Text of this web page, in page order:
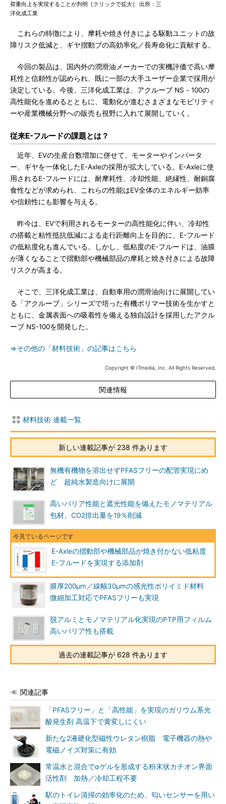
荷重向上を実現することが判明［クリックで拡大］ 出所：三
洋化成工業
これらの特徴により、摩耗や焼き付きによる駆動ユニットの故
障リスク低減と、ギヤ摺動ブの高効率化／長寿命化に貢献する。
今回の製品は、国内外の潤滑油メーカーでの実機評価で高い摩
耗性と信頼性が認められ、既に一部の大手ユーザー企業で採用が
決定している。今後、三洋化成工業は、アクルーブ NS－100の
高性能化を進めるとともに、電動化が進むさまざまなモビリティ
ーや産業機械分野への販売も視野に入れて展開していく。
従来E-フルードの課題とは？
近年、EVの生産台数増加に併せて、モーターやインバータ
ー、ギヤを一体化したE-Axleの採用が拡大している。E-Axleに使
用されるE-フルードには、耐摩耗性、冷却性能、絶縁性、耐銅腐
食性などが求められ、これらの性能はEV全体のエネルギー効率
や信頼性にも影響を与える。
昨今は、EVで利用されるモーターの高性能化に伴い、冷却性
の搭載と粘性抵抗低減による走行距離向上を目的に、E-フルード
の低粘度化も進んでいる。しかし、低粘度のE-フルードは、油膜
が薄くなることで摺動部や機械部品の摩耗と焼き付きによる故障
リスクが高まる。
そこで、三洋化成工業は、自動車用の潤滑油向けに展開してい
る「アクルーブ」シリーズで培った有機ポリマー技術を生かすと
ともに、金属表面への吸着性を備える独自設計を採用したアクル
ーブ NS-100を開発した。
⇒その他の「材料技術」の記事はこちら
Copyright © ITmedia, Inc. All Rights Reserved.
関連情報
材料技術 連載一覧
新しい連載記事が 238 件あります
無機有機物を溶出せずPFASフリーの配管実現にめ
ど 超純水製造向けに展開
高いバリア性能と遮光性能を備えたモノマテリアル
包材、CO2排出量を19％削減
E-Axleの摺動部や機械部品が焼き付かない低粘度
E-フルードを実現する添加剤
膜厚200μm／線幅30μmの感光性ポリイミド材料
微細加工対応でPFASフリーも実現
脱アルミとモノマテリアル化実現のPTP用フィルム
高いバリア性も搭載
過去の連載記事が 628 件あります
関連記事
「PFASフリー」と「高性能」を実現のガリウム系光
酸発生剤 高温下で黄変しにくい
新たな2液硬化型磁性ウレタン樹脂 電子機器の熱や
電磁ノイズ対策に有効
常温水と混合でαゲルを形成する粉末状カチオン界面
活性剤 加熱／冷却工程不要
駅のトイレ清掃の効率化のため、匂いセンサーを用い